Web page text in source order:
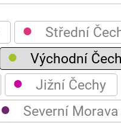
● Střední
● Východní
● Jižní Čechy
● Severní Morava